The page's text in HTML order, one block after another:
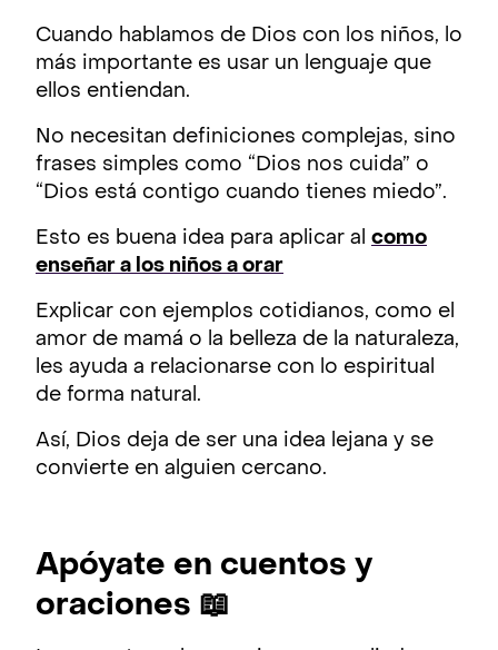
Cuando hablamos de Dios con los niños, lo
más importante es usar un lenguaje que
ellos entiendan.
No necesitan definiciones complejas, sino
frases simples como “Dios nos cuida” o
“Dios está contigo cuando tienes miedo”.
Esto es buena idea para aplicar al como
enseñar a los niños a orar
Explicar con ejemplos cotidianos, como el
amor de mamá o la belleza de la naturaleza,
les ayuda a relacionarse con lo espiritual
de forma natural.
Así, Dios deja de ser una idea lejana y se
convierte en alguien cercano.
Apóyate en cuentos y
oraciones 📖